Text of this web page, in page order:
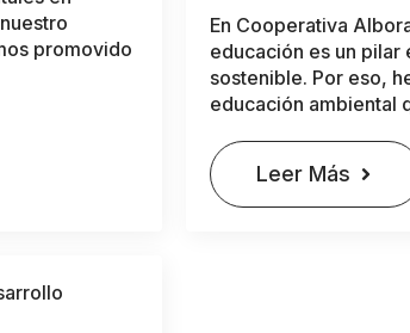
promovido
En Cooperativa
educación es un pilar
sostenible. Por eso,
educación ambiental
Leer Más